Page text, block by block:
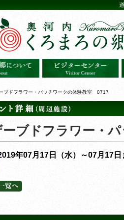
ブドフラワー・パッチワークの体験教室 0717
ーブドフラワー・
年07月17日（水）～07月17日